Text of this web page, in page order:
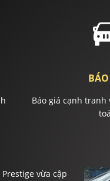
Báo giá cạnh